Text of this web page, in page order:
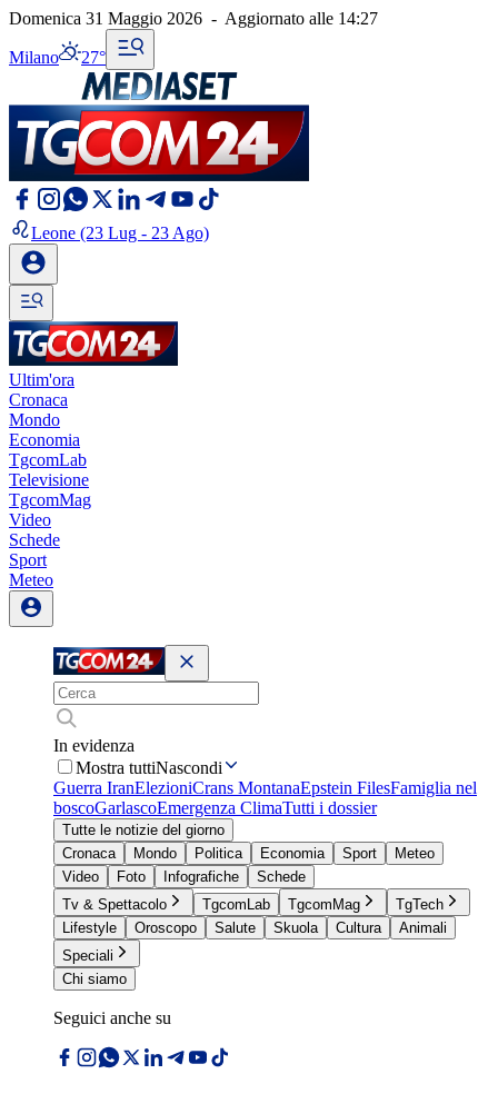
Domenica 31 Maggio 2026 - Aggiornato alle 14:27
Milano 27°
Leone (23 Lug - 23 Ago)
Ultim'ora
Cronaca
Mondo
Economia
TgcomLab
Televisione
TgcomMag
Video
Schede
Sport
Meteo
In evidenza
Mostra tuttiNascondi
Guerra IranElezioniCrans MontanaEpstein FilesFamiglia nel
boscoGarlascoEmergenza ClimaTutti i dossier
Tutte le notizie del giorno
Cronaca
Mondo Politica Economia Sport
Meteo
Video
Foto Infografiche
Schede
Tv & Spettacolo
TgcomLab TgcomMag
TgTech
Lifestyle
Oroscopo Salute Skuola Cultura
Animali
Speciali
Chi siamo
Seguici anche su